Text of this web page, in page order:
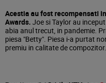
Acestia au fost recompensati
Awards. Joe si Taylor au
abia anul trecut, in pandemie.
piesa "Betty". Piesa i-a purtat
premiu in calitate de compozitor.